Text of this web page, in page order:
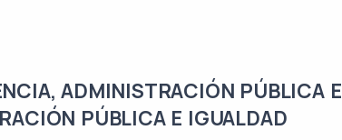
ADMINISTRACIÓN PÚBLICA E
PÚBLICA E IGUALDAD